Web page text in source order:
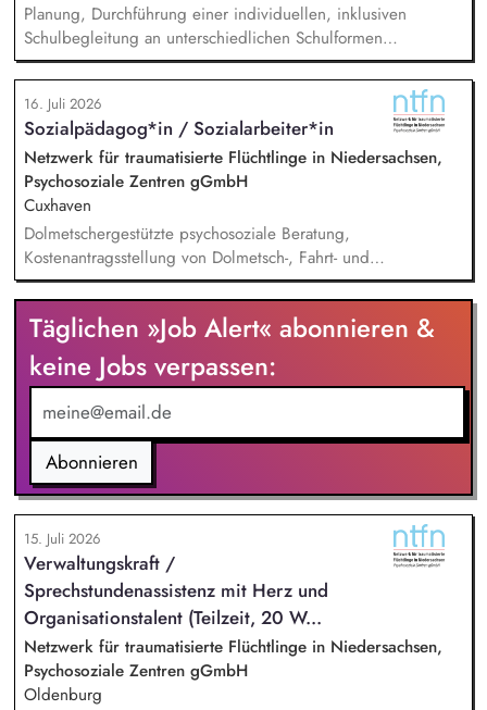
Planung, Durchführung einer individuellen, inklusiven
Schulbegleitung an unterschiedlichen Schulformen
(Grundschulen und weiterführenden Schulen), individuelle
Unterstützung eines:einer Schüler:in im Unterricht und in den
Pausenzeiten, Beziehungs- und Vertrauensarbeit,
gemeinsames Erarbeiten von Methoden und Strategien mit
den Lehrer:innen und Sonderpädagog:innen, um
Selbstständigkeit und Teilhabe zu fördern.
16. Juli 2026
Sozialpädagog*in / Sozialarbeiter*in
Netzwerk für traumatisierte Flüchtlinge in Niedersachsen,
Psychosoziale Zentren gGmbH
Cuxhaven
Dolmetschergestützte psychosoziale Beratung,
Kostenantragsstellung von Dolmetsch-, Fahrt- und
Therapiekosten, Mitarbeit in externen Netzwerken und
Arbeitsgruppen, Vermittlung in die psychiatrische /
psychotherapeutische Regelversorgung.
Täglichen »Job Alert« abonnieren &
keine Jobs verpassen:
Abonnieren
15. Juli 2026
Verwaltungskraft /
Sprechstundenassistenz mit Herz und
Organisationstalent (Teilzeit, 20 W...
Netzwerk für traumatisierte Flüchtlinge in Niedersachsen,
Psychosoziale Zentren gGmbH
Oldenburg